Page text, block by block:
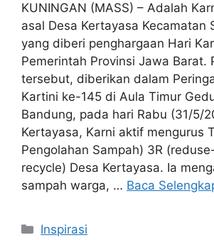
KUNINGAN (MASS) – Adalah
asal Desa Kertayasa Kecamatan
yang diberi penghargaan Hari
Pemerintah Provinsi Jawa Barat.
tersebut, diberikan dalam
Kartini ke-145 di Aula Timur
Bandung, pada hari Rabu (31/5/
Kertayasa, Karni aktif mengurus
Pengolahan Sampah) 3R
recycle) Desa Kertayasa. Ia
sampah warga, … Baca
Kategori
Inspirasi